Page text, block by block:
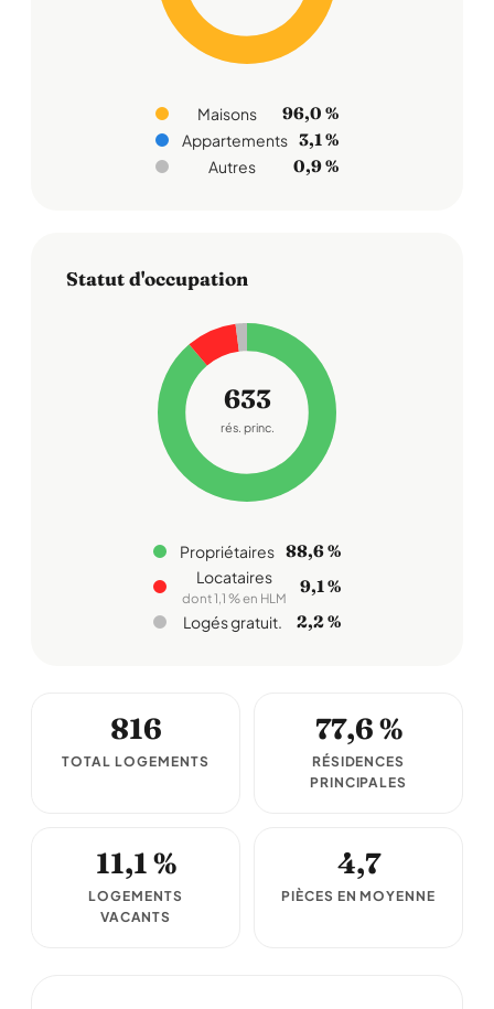
Maisons 96,0 %
Appartements 3,1 %
Autres 0,9 %
Statut d'occupation
633
rés. princ.
Propriétaires 88,6 %
Locataires
dont 1,1 % en HLM
9,1 %
Logés gratuit. 2,2 %
816
TOTAL LOGEMENTS
77,6 %
RÉSIDENCES
PRINCIPALES
11,1 %
LOGEMENTS
VACANTS
4,7
PIÈCES EN MOYENNE